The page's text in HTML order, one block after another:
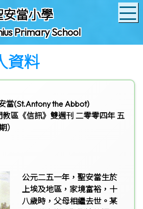
安當小學
Primary School
資料
當(St.Antony the Abbot)
區《信訊》雙週刊 二零零四年 五
）
公元二五一年，聖安當生於
上埃及地區，家境富裕，十
八歲時，父母相繼去世。某